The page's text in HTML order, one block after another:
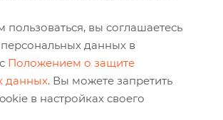
г. Белгород,
вы соглашаетесь
данных в
Положением о защите
данных. Вы можете запретить
в настройках своего